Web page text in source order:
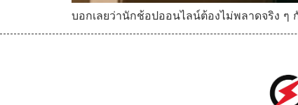
บอกเลยว่านักช้อปออนไลน์ต้องไม่พลาดจริง ๆ